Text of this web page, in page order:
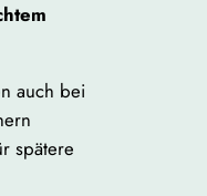
auch bei
spätere